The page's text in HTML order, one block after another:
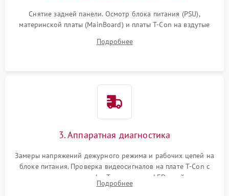
Снятие задней панели. Осмотр блока питания (PSU),
материнской платы (MainBoard) и платы T-Con на вздутые
Проверка надежности фиксации и целостности шлейфов.
Подробнее
3. Аппаратная диагностика
Замеры напряжений дежурного режима и рабочих цепей на
блоке питания. Проверка видеосигналов на плате T-Con с
помощью осциллографа. Тестирование LED-драйвера и
светодиодных планок подсветки мультиметром.
Подробнее